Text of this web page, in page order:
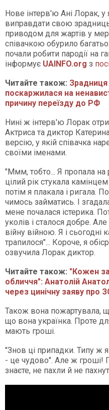
Нове інтерв'ю Ані Лорак,
виправдати свою
приводом для жартів у
співачкою обурило
почали робити пародії на
інформує UAINFO.org з
Читайте також:
поскаржилася на
причину переїзду до РФ
Нині ж інтерв'ю Лорак
Актриса та диктор
версію, у якій співачка
своїми іменами.
"Ммм, тобто... Я пропала на
цілий рік стукала
потім я плакала і ригала.
чимось займатись. І
мене почалася істерика.
уколів і сталося добре.
війну війною. Я і сьогодні
трапилося"... Короче, я
озвучила Лорак диктор.
Читайте також: "Кожен
обличчя": Анатолій
через цинічну заяву про
Також вона пожартувала,
що вона українка. Проте
мають гроші.
"Знов ці припадки. Типу ж я
- це чудово". Але ж гроші!
знаєте, не пахли й не